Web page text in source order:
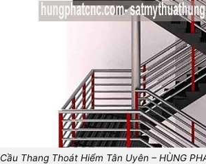
Cầu Thang Thoát Hiểm Tân Uyên – HÙNG